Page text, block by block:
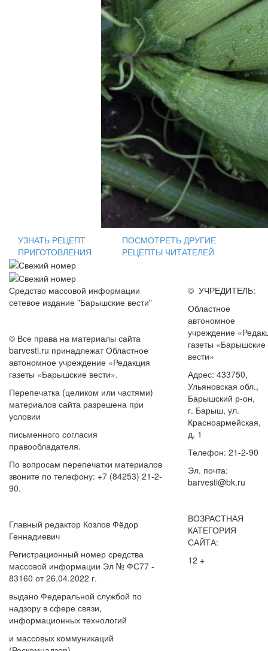
УЗНАТЬ РЕЦЕПТ
ПРИГОТОВЛЕНИЯ
ПОСМОТРЕТЬ ДРУГИЕ
РЕЦЕПТЫ ЧИТАТЕЛЕЙ
Средство массовой информации
сетевое издание "Барышские вести"
© Все права на материалы сайта
barvesti.ru принадлежат Областное
автономное учреждение «Редакция
газеты «Барышские вести».
Перепечатка (целиком или частями)
материалов сайта разрешена при
условии
письменного согласия
правообладателя.
По вопросам перепечатки материалов
звоните по телефону: +7 (84253) 21-2-
90.
Главный редактор Козлов Фёдор
Геннадиевич
Регистрационный номер средства
массовой информации Эл № ФС77 -
83160 от 26.04.2022 г.
выдано Федеральной службой по
надзору в сфере связи,
информационных технологий
и массовых коммуникаций
© УЧРЕДИТЕЛЬ:
Областное
автономное
учреждение
газеты «Барышские
вести»
Адрес: 433750,
Ульяновская обл.,
Барышский р-он,
г. Барыш, ул.
Красноармейская,
д. 1
Телефон: 21-2-90
Эл. почта:
barvesti@bk.ru
ВОЗРАСТНАЯ
КАТЕГОРИЯ
САЙТА:
12 +